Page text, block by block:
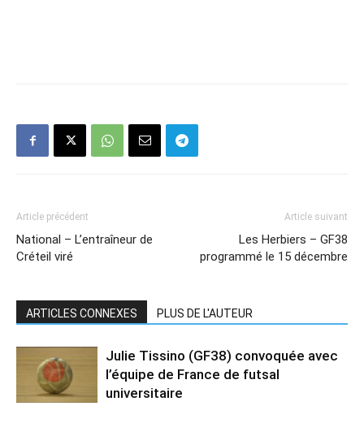
Article précédent
National – L’entraîneur de
Créteil viré
Article suivant
Les Herbiers – GF38
programmé le 15 décembre
ARTICLES CONNEXES PLUS DE L'AUTEUR
Julie Tissino (GF38) convoquée avec
l’équipe de France de futsal
universitaire